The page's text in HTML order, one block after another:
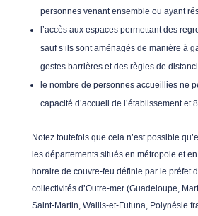
personnes venant ensemble ou ayant
l’accès aux espaces permettant des
sauf s’ils sont aménagés de manière à
gestes barrières et des règles de
le nombre de personnes accueillies ne
capacité d’accueil de l’établissement et
Notez toutefois que cela n’est possible
les départements situés en métropole et
horaire de couvre-feu définie par le préfet
collectivités d’Outre-mer (Guadeloupe,
Saint-Martin, Wallis-et-Futuna, Polynésie